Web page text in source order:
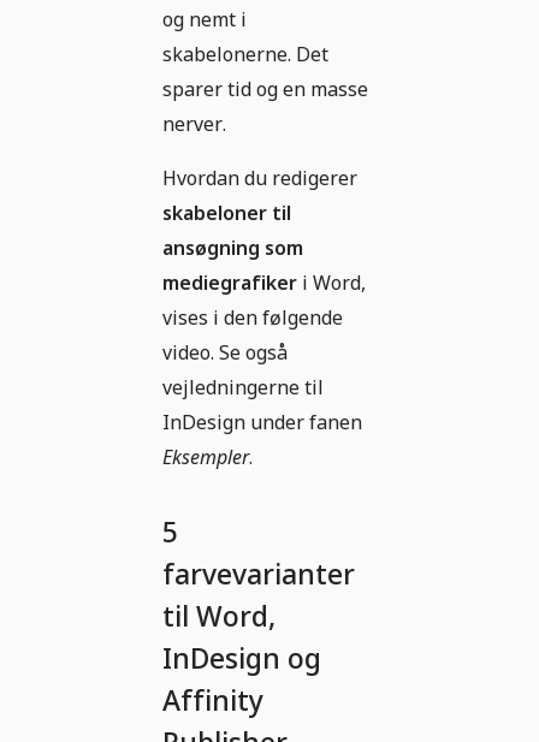
og nemt i
skabelonerne. Det
sparer tid og en masse
nerver.
Hvordan du redigerer
skabeloner til
ansøgning som
mediegrafiker i Word,
vises i den følgende
video. Se også
vejledningerne til
InDesign under fanen
Eksempler.
5
farvevarianter
til Word,
InDesign og
Affinity